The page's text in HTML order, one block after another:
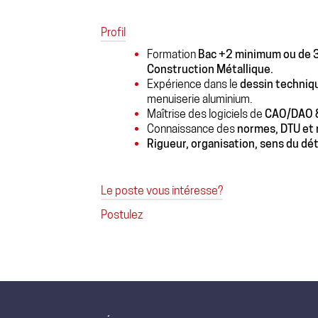
Profil
Formation Bac +2 minimum ou de
Construction Métallique.
Expérience dans le dessin
menuiserie aluminium.
Maîtrise des logiciels de CAO/DAO
Connaissance des normes, DTU
Rigueur, organisation, sens du
Le poste vous intéresse?
Postulez